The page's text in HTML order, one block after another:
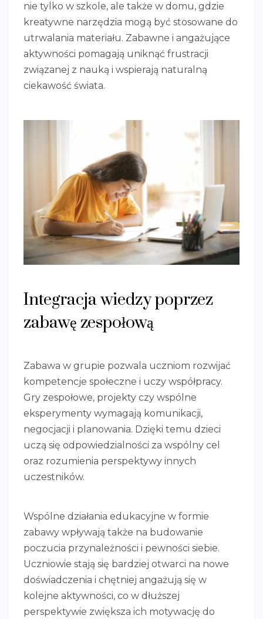
nie tylko w szkole, ale także w domu, gdzie
kreatywne narzędzia mogą być stosowane do
utrwalania materiału. Zabawne i angażujące
aktywności pomagają uniknąć frustracji
związanej z nauką i wspierają naturalną
ciekawość świata.
Integracja wiedzy poprzez
zabawę zespołową
Zabawa w grupie pozwala uczniom rozwijać
kompetencje społeczne i uczy współpracy.
Gry zespołowe, projekty czy wspólne
eksperymenty wymagają komunikacji,
negocjacji i planowania. Dzięki temu dzieci
uczą się odpowiedzialności za wspólny cel
oraz rozumienia perspektywy innych
uczestników.
Wspólne działania edukacyjne w formie
zabawy wpływają także na budowanie
poczucia przynależności i pewności siebie.
Uczniowie stają się bardziej otwarci na nowe
doświadczenia i chętniej angażują się w
kolejne aktywności, co w dłuższej
perspektywie zwiększa ich motywację do